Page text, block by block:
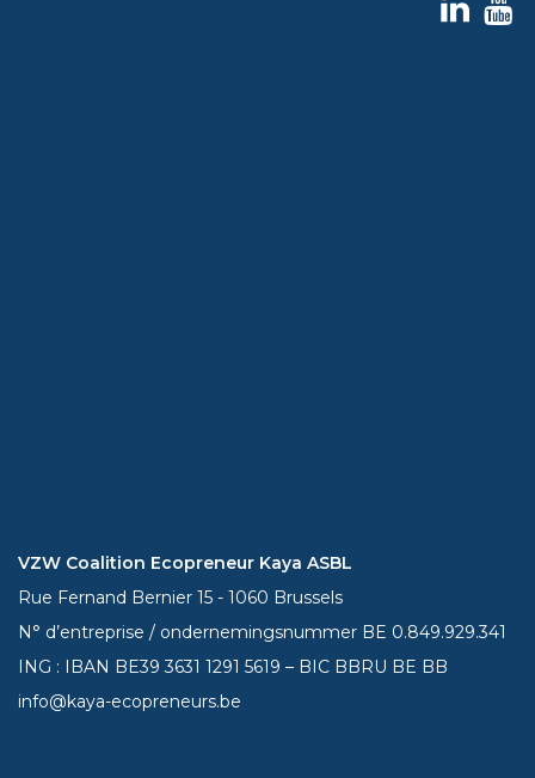
VZW Coalition Ecopreneur Kaya ASBL
Rue Fernand Bernier 15 - 1060 Brussels
N° d’entreprise / ondernemingsnummer BE 0.849.929.341
ING : IBAN BE393631 1291 5619 – BIC BBRU BE BB
info@kaya-ecopreneurs.be